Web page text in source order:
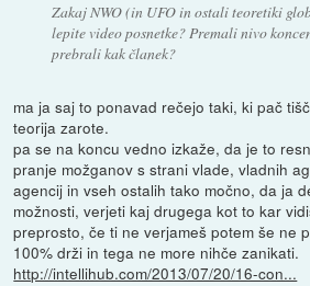
Zakaj NWO (in UFO in ostali teoretiki
lepite video posnetke? Premali nivo
prebrali kak članek?
ma ja saj to ponavad rečejo taki, ki pač
teorija zarote.
pa se na koncu vedno izkaže, da je to
pranje možganov s strani vlade, vladnih
agencij in vseh ostalih tako močno, da ja
možnosti, verjeti kaj drugega kot to kar
preprosto, če ti ne verjameš potem še ne
100% drži in tega ne more nihče zanikati.
http://intellihub.com/2013/07/20/16-con...